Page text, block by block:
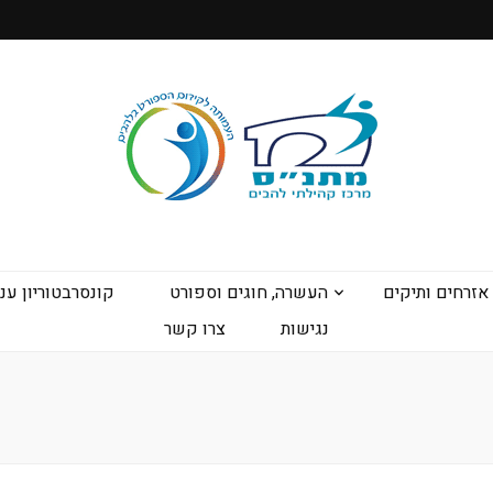
אזרחים ותיקים העשרה, חוגים וספורט
קונסרבטוריון
נגישות
צרו קשר